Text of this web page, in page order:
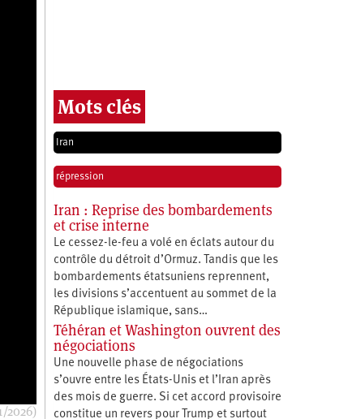
2026)
Mots clés
Iran
répression
Iran : Reprise des bombardements
et crise interne
Le cessez-le-feu a volé en éclats autour du
contrôle du détroit d’Ormuz. Tandis que les
bombardements étatsuniens reprennent,
les divisions s’accentuent au sommet de la
République islamique, sans…
Téhéran et Washington ouvrent des
négociations
Une nouvelle phase de négociations
s’ouvre entre les États-Unis et l’Iran après
des mois de guerre. Si cet accord provisoire
constitue un revers pour Trump et surtout